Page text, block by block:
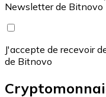
Newsletter de Bitnovo
J'accepte de recevoir
de Bitnovo